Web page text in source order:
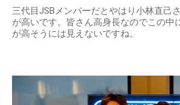
三代目JSBメンバーだとやはり小林直己
が高いです。皆さん高身長なのでこの中
が高そうには見えないですね。